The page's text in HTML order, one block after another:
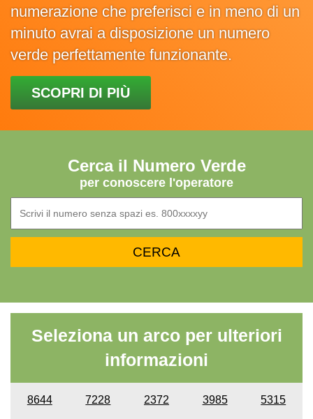
numerazione che preferisci e in meno di un
minuto avrai a disposizione un numero
verde perfettamente funzionante.
SCOPRI DI PIÙ
Cerca il Numero Verde
per conoscere l'operatore
Seleziona un arco per ulteriori
informazioni
8644 7228 2372 3985 5315